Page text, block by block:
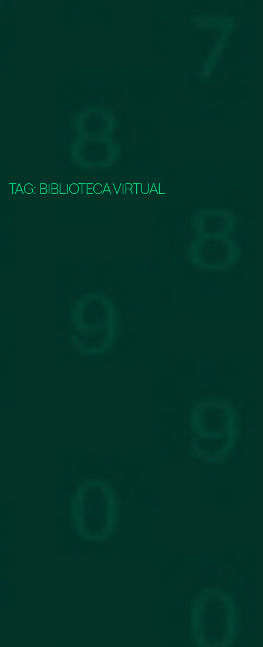
TAG: BIBLIOTECA VIRTUAL